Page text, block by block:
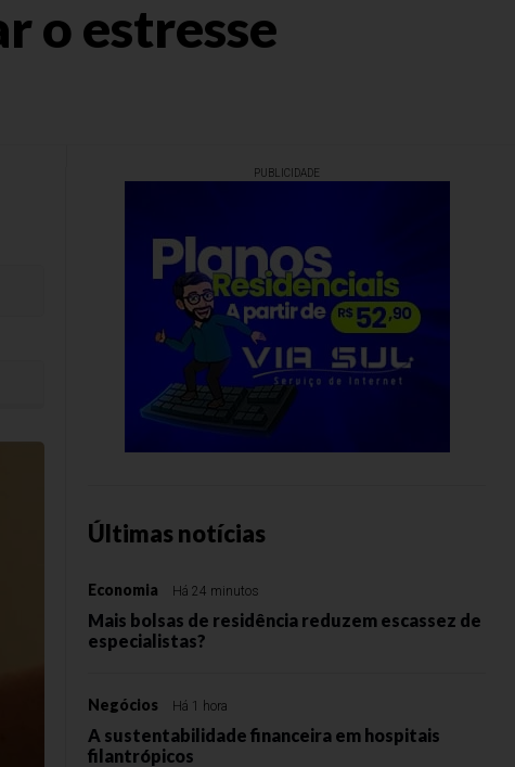
o estresse
PUBLICIDADE
Últimas notícias
Economia Há 24 minutos
Mais bolsas de residência reduzem escassez de
especialistas?
Negócios Há 1 hora
A sustentabilidade financeira em hospitais
filantrópicos